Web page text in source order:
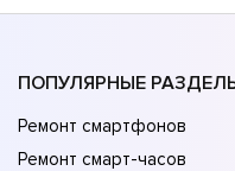
ПОПУЛЯРНЫЕ
Ремонт смартфонов
Ремонт смарт-часов